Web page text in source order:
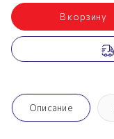
180х190 смВ корзину
Описание